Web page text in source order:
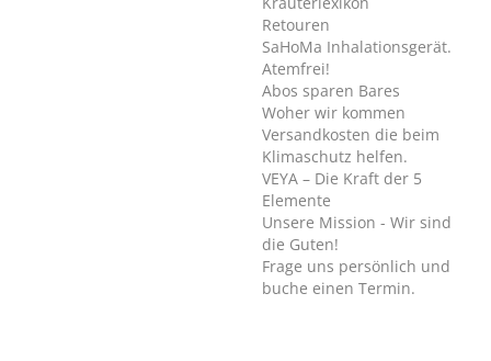
Retouren
SaHoMa Inhalationsgerät.
Atemfrei!
Abos sparen Bares
Woher wir kommen
Versandkosten die beim
Klimaschutz helfen.
VEYA – Die Kraft der 5
Elemente
Unsere Mission - Wir sind
die Guten!
Frage uns persönlich und
buche einen Termin.